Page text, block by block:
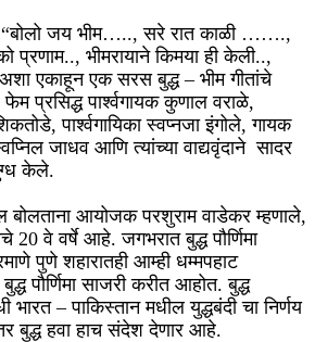
“बोलो जय भीम….., सरे रात काळी …….,
प्रणाम.., भीमरायाने किमया ही केली..,
एकाहून एक सरस बुद्ध – भीम गीतांचे
प्रसिद्ध पार्श्वगायक कुणाल वराळे,
पार्श्वगायिका स्वप्नजा इंगोले, गायक
जाधव आणि त्यांच्या वाद्यवृंदाने सादर
केले.
बोलताना आयोजक परशुराम वाडेकर म्हणाले,
20 वे वर्षे आहे. जगभरात बुद्ध पौर्णिमा
पुणे शहारातही आम्ही धम्मपहाट
पौर्णिमा साजरी करीत आहोत. बुद्ध
भारत – पाकिस्तान मधील युद्धबंदी चा निर्णय
बुद्ध हवा हाच संदेश देणार आहे.